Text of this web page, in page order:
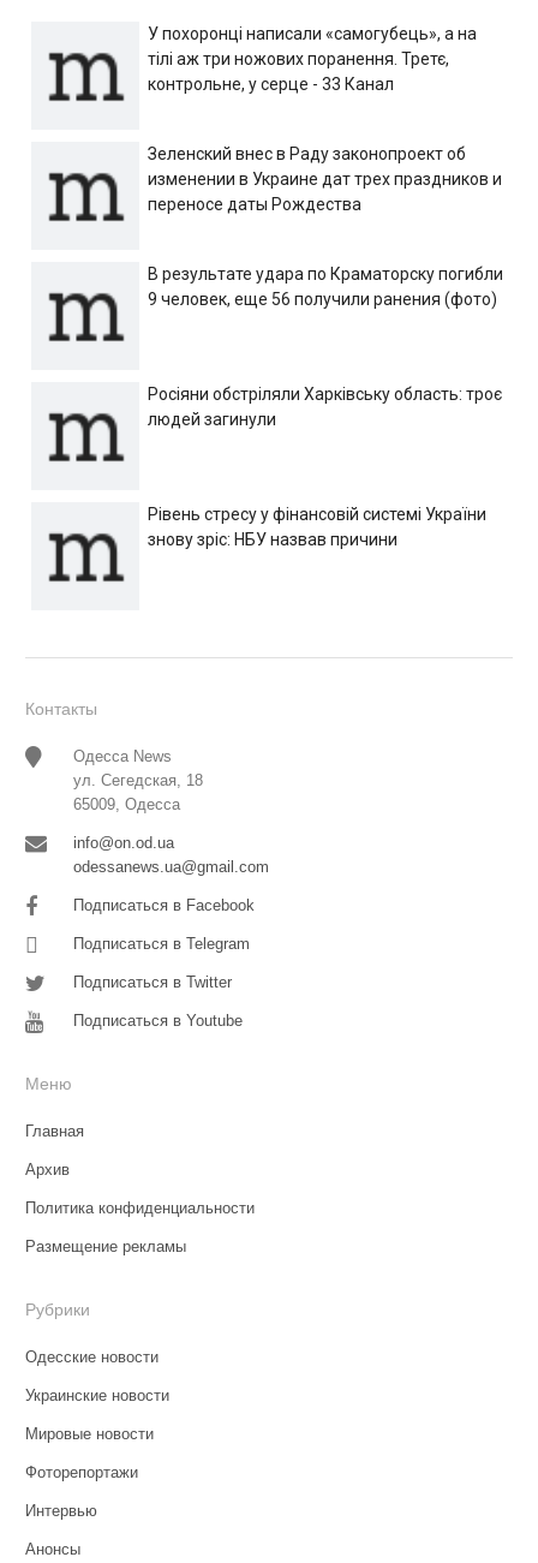
У похоронці написали «самогубець», а на
тілі аж три ножових поранення. Третє,
контрольне, у серце - 33 Канал
Зеленский внес в Раду законопроект об
изменении в Украине дат трех праздников и
переносе даты Рождества
В результате удара по Краматорску погибли
9 человек, еще 56 получили ранения (фото)
Росіяни обстріляли Харківську область: троє
людей загинули
Рівень стресу у фінансовій системі України
знову зріс: НБУ назвав причини
Контакты
Одесса News
ул. Сегедская, 18
65009, Одесса
info@on.od.ua
odessanews.ua@gmail.com
Подписаться в Facebook
Подписаться в Telegram
Подписаться в Twitter
Подписаться в Youtube
Меню
Главная
Архив
Политика конфиденциальности
Размещение рекламы
Рубрики
Одесские новости
Украинские новости
Мировые новости
Фоторепортажи
Интервью
Анонсы